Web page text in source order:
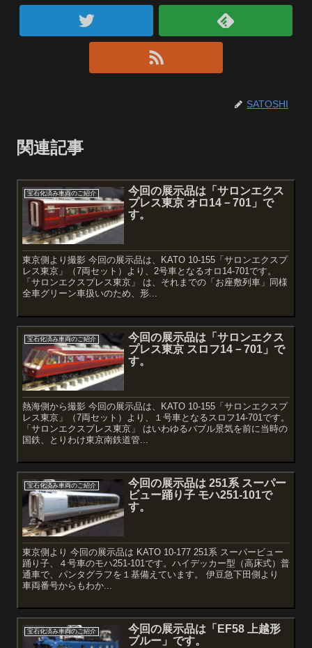
SATOSHI
関連記事
宝石化済み車両のご紹介
今回の展示品は「サロンエクス
プレス東京 オロ14－701」で
す。
東京側より撮影 今回の展示品は、KATO 10-155「サロンエクスプ
レス東京」（7両セット）より、2号車となるオロ14-701です。
「サロンエクスプレス東京」 は、それまでの「お座敷列車」同様
全車グリーン車扱いのため、形...
宝石化済み車両のご紹介
今回の展示品は「サロンエクス
プレス東京 スロフ14－701」で
す。
熱海側から撮影 今回の展示品は、KATO 10-155「サロンエクスプ
レス東京」（7両セット）より、１号車となるスロフ14-701です。
「サロンエクスプレス東京」 はいわゆるバブル景気を前に当時の
国鉄、とりわけ東京南鉄道管...
宝石化済み車両のご紹介
今回の展示品は 251系 スーパー
ビュー踊り子 モハ251-101で
す。
東京側より 今回の展示品は KATO 10-177 251系 スーパービュー
踊り子、４号車のモハ251-101です。ハイデッカー型（高床式）普
通車で、パンタグラフを１基備えています。 伊豆急下田側より
車両番号からもわか...
宝石化済み車両のご紹介
今回の展示品は「EF58 上越形
ブルー」です。